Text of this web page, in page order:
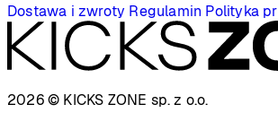
Dostawa i zwroty Regulamin Polityka
2026 © KICKS ZONE sp. z o.o.